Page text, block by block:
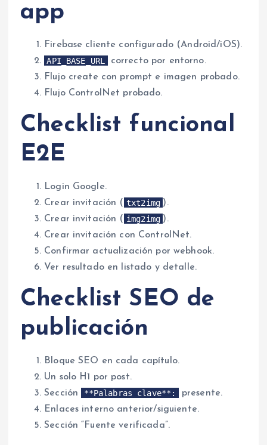
app
Firebase cliente configurado (Android/iOS).
API_BASE_URL
correcto por entorno.
Flujo create con prompt e imagen probado.
Flujo ControlNet probado.
Checklist funcional
E2E
Login Google.
Crear invitación ( txt2img ).
Crear invitación ( img2img ).
Crear invitación con ControlNet.
Confirmar actualización por webhook.
Ver resultado en listado y detalle.
Checklist SEO de
publicación
Bloque SEO en cada capítulo.
Un solo H1 por post.
Sección
**Palabras clave**:
presente.
Enlaces interno anterior/siguiente.
Sección “Fuente verificada”.